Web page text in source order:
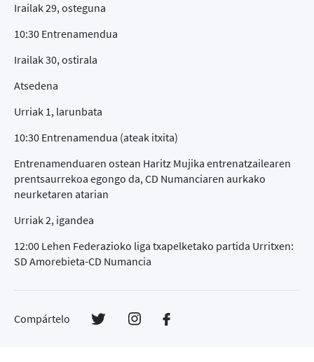
Irailak 29, osteguna
10:30 Entrenamendua
Irailak 30, ostirala
Atsedena
Urriak 1, larunbata
10:30 Entrenamendua (ateak itxita)
Entrenamenduaren ostean Haritz Mujika entrenatzailearen
prentsaurrekoa egongo da, CD Numanciaren aurkako
neurketaren atarian
Urriak 2, igandea
12:00 Lehen Federazioko liga txapelketako partida Urritxen:
SD Amorebieta-CD Numancia
Compártelo